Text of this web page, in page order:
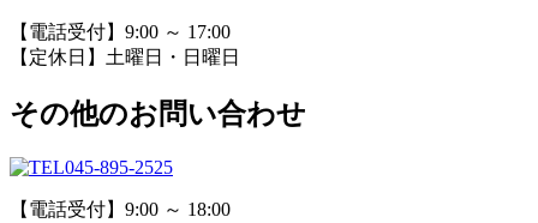
【電話受付】9:00 ～ 17:00
【定休日】土曜日・日曜日
その他のお問い合わせ
045-895-2525
【電話受付】9:00 ～ 18:00